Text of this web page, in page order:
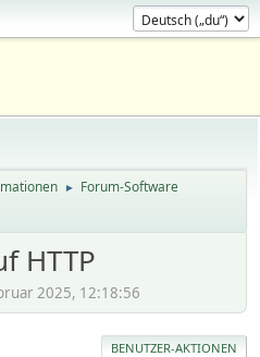
► Forum-Software
HTTP
2025, 12:18:56
BENUTZER-AKTIONEN